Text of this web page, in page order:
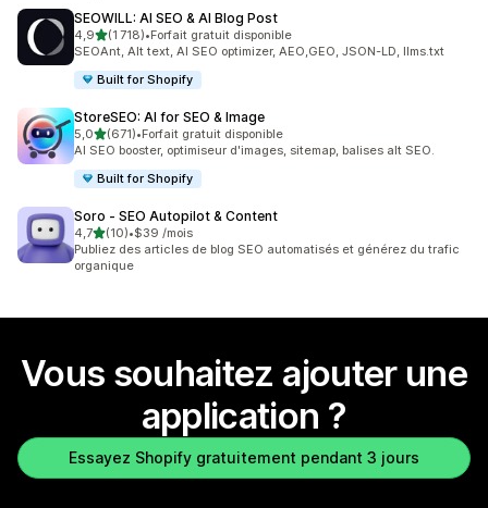
SEOWILL: AI SEO & AI Blog Post
4,9étoile(s) sur 5
(1 718)
1718 avis au total
•Forfait gratuit disponible
SEOAnt, Alt text, AI SEO optimizer, AEO,GEO, JSON-LD, llms.txt
Built for Shopify
StoreSEO: AI for SEO & Image
5,0étoile(s) sur 5
(671)
671 avis au total
•Forfait gratuit disponible
AI SEO booster, optimiseur d'images, sitemap, balises alt SEO.
Built for Shopify
Soro ‑ SEO Autopilot & Content
4,7étoile(s) sur 5
(10)
10 avis au total
•$39 /mois
Publiez des articles de blog SEO automatisés et générez du trafic
organique
Vous souhaitez ajouter une
application ?
Essayez Shopify gratuitement pendant 3 jours